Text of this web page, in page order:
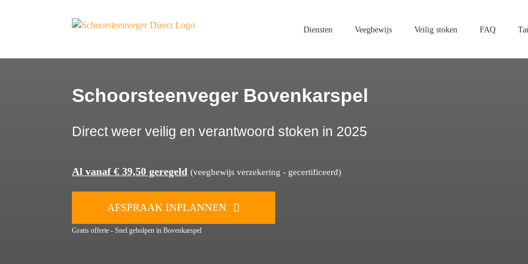
Diensten Veegbewijs Veilig stoken FAQ
Schoorsteenveger Bovenkarspel
Direct weer veilig en verantwoord stoken in 2025
Al vanaf € 39,50 geregeld (veegbewijs verzekering - gecertificeerd)
AFSPRAAK INPLANNEN
Gratis offerte - Snel geholpen in Bovenkarspel